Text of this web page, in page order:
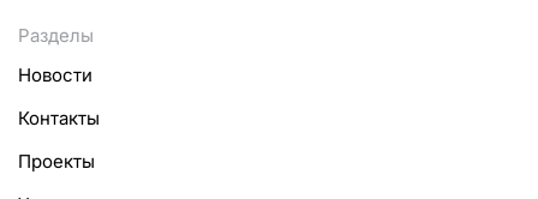
Разделы
Новости
Контакты
Проекты